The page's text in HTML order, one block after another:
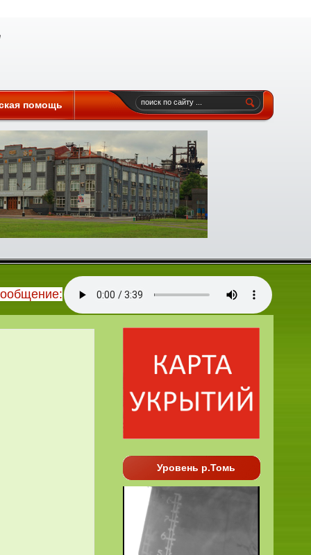
помощь
Уровень р.Томь